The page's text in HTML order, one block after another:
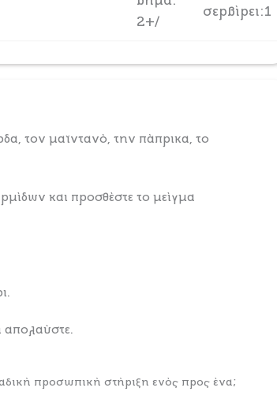
2+/
σερβίρει:1
τον μαϊντανό, την πάπρικα, το
και προσθέστε το μείγμα
απολαύστε.
προσωπική στήριξη ενός προς ένα;